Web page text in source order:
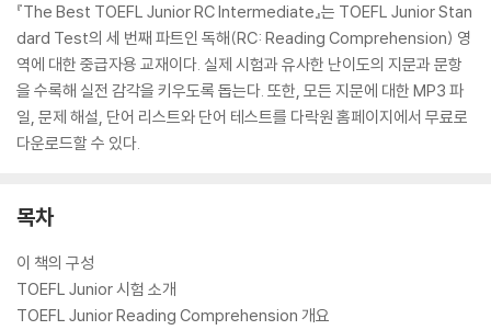
『The Best TOEFL Junior RC Intermediate』는 TOEFL Junior Stan
dard Test의 세 번째 파트인 독해(RC: Reading Comprehension) 영
역에 대한 중급자용 교재이다. 실제 시험과 유사한 난이도의 지문과 문항
을 수록해 실전 감각을 키우도록 돕는다. 또한, 모든 지문에 대한 MP3 파
일, 문제 해설, 단어 리스트와 단어 테스트를 다락원 홈페이지에서 무료로
다운로드할 수 있다.
목차
이 책의 구성
TOEFL Junior 시험 소개
TOEFL Junior Reading Comprehension 개요